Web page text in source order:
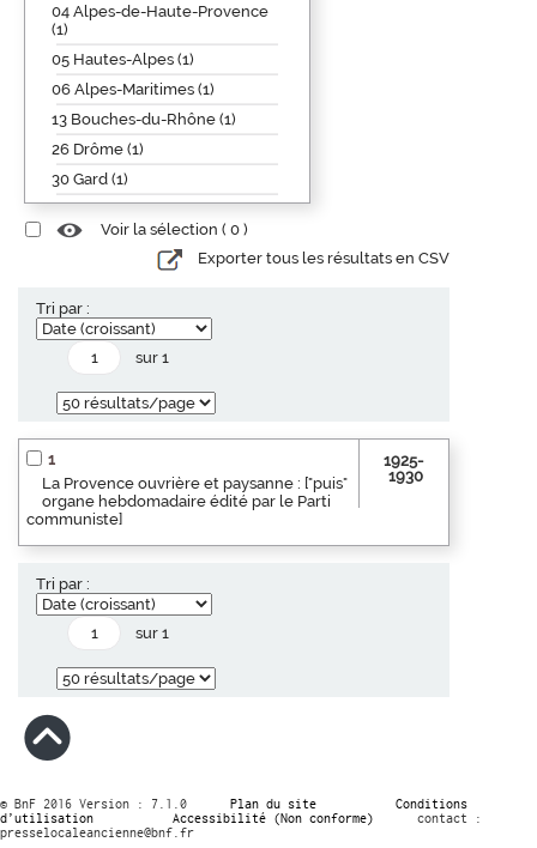
04 Alpes-de-Haute-Provence
(1)
05 Hautes-Alpes (1)
06 Alpes-Maritimes (1)
13 Bouches-du-Rhône (1)
26 Drôme (1)
30 Gard (1)
Voir la sélection ( 0 )
Exporter tous les résultats en CSV
Tri par :
sur 1
1
La Provence ouvrière et paysanne : ["puis"
organe hebdomadaire édité par le Parti
communiste]
1925-
1930
Tri par :
sur 1
© BnF 2016 Version : 7.1.0 Plan du site
Conditions
d’utilisation
Accessibilité (Non conforme)
contact :
presselocaleancienne@bnf.fr